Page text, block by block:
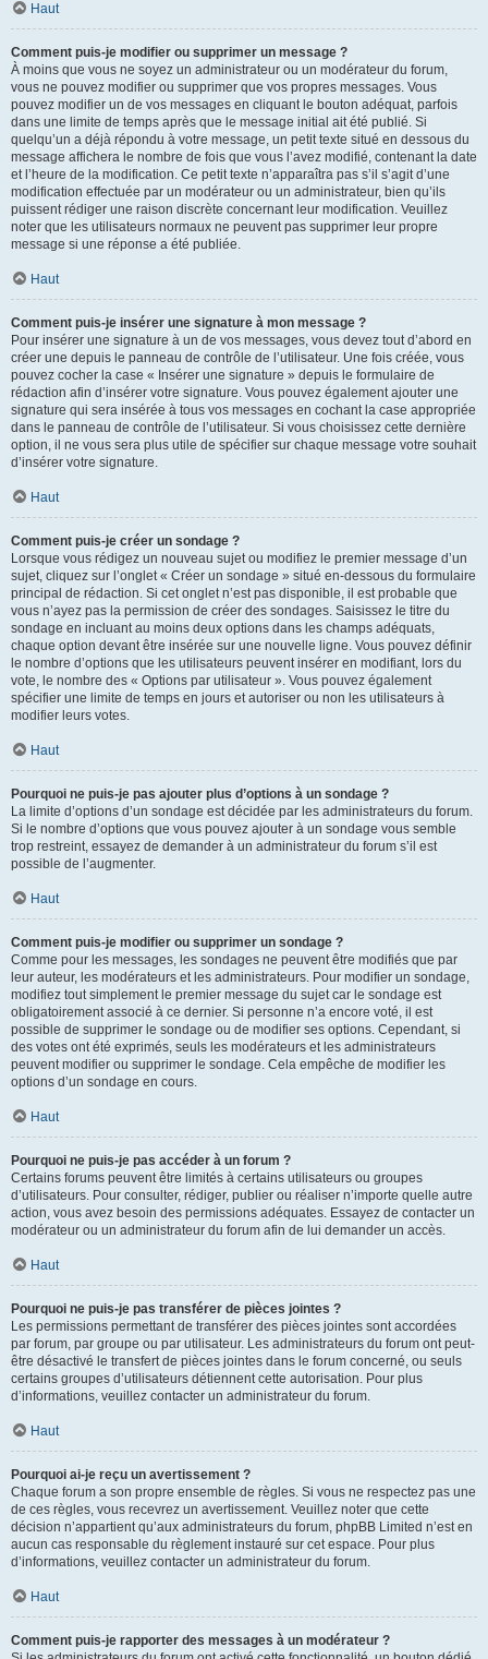
Haut
Comment puis-je modifier ou supprimer un message ?
À moins que vous ne soyez un administrateur ou un modérateur du forum,
vous ne pouvez modifier ou supprimer que vos propres messages. Vous
pouvez modifier un de vos messages en cliquant le bouton adéquat, parfois
dans une limite de temps après que le message initial ait été publié. Si
quelqu’un a déjà répondu à votre message, un petit texte situé en dessous du
message affichera le nombre de fois que vous l’avez modifié, contenant la date
et l’heure de la modification. Ce petit texte n’apparaîtra pas s’il s’agit d’une
modification effectuée par un modérateur ou un administrateur, bien qu’ils
puissent rédiger une raison discrète concernant leur modification. Veuillez
noter que les utilisateurs normaux ne peuvent pas supprimer leur propre
message si une réponse a été publiée.
Haut
Comment puis-je insérer une signature à mon message ?
Pour insérer une signature à un de vos messages, vous devez tout d’abord en
créer une depuis le panneau de contrôle de l’utilisateur. Une fois créée, vous
pouvez cocher la case « Insérer une signature » depuis le formulaire de
rédaction afin d’insérer votre signature. Vous pouvez également ajouter une
signature qui sera insérée à tous vos messages en cochant la case appropriée
dans le panneau de contrôle de l’utilisateur. Si vous choisissez cette dernière
option, il ne vous sera plus utile de spécifier sur chaque message votre souhait
d’insérer votre signature.
Haut
Comment puis-je créer un sondage ?
Lorsque vous rédigez un nouveau sujet ou modifiez le premier message d’un
sujet, cliquez sur l’onglet « Créer un sondage » situé en-dessous du formulaire
principal de rédaction. Si cet onglet n’est pas disponible, il est probable que
vous n’ayez pas la permission de créer des sondages. Saisissez le titre du
sondage en incluant au moins deux options dans les champs adéquats,
chaque option devant être insérée sur une nouvelle ligne. Vous pouvez définir
le nombre d’options que les utilisateurs peuvent insérer en modifiant, lors du
vote, le nombre des « Options par utilisateur ». Vous pouvez également
spécifier une limite de temps en jours et autoriser ou non les utilisateurs à
modifier leurs votes.
Haut
Pourquoi ne puis-je pas ajouter plus d’options à un sondage ?
La limite d’options d’un sondage est décidée par les administrateurs du forum.
Si le nombre d’options que vous pouvez ajouter à un sondage vous semble
trop restreint, essayez de demander à un administrateur du forum s’il est
possible de l’augmenter.
Haut
Comment puis-je modifier ou supprimer un sondage ?
Comme pour les messages, les sondages ne peuvent être modifiés que par
leur auteur, les modérateurs et les administrateurs. Pour modifier un sondage,
modifiez tout simplement le premier message du sujet car le sondage est
obligatoirement associé à ce dernier. Si personne n’a encore voté, il est
possible de supprimer le sondage ou de modifier ses options. Cependant, si
des votes ont été exprimés, seuls les modérateurs et les administrateurs
peuvent modifier ou supprimer le sondage. Cela empêche de modifier les
options d’un sondage en cours.
Haut
Pourquoi ne puis-je pas accéder à un forum ?
Certains forums peuvent être limités à certains utilisateurs ou groupes
d’utilisateurs. Pour consulter, rédiger, publier ou réaliser n’importe quelle autre
action, vous avez besoin des permissions adéquates. Essayez de contacter un
modérateur ou un administrateur du forum afin de lui demander un accès.
Haut
Pourquoi ne puis-je pas transférer de pièces jointes ?
Les permissions permettant de transférer des pièces jointes sont accordées
par forum, par groupe ou par utilisateur. Les administrateurs du forum ont peut-
être désactivé le transfert de pièces jointes dans le forum concerné, ou seuls
certains groupes d’utilisateurs détiennent cette autorisation. Pour plus
d’informations, veuillez contacter un administrateur du forum.
Haut
Pourquoi ai-je reçu un avertissement ?
Chaque forum a son propre ensemble de règles. Si vous ne respectez pas une
de ces règles, vous recevrez un avertissement. Veuillez noter que cette
décision n’appartient qu’aux administrateurs du forum, phpBB Limited n’est en
aucun cas responsable du règlement instauré sur cet espace. Pour plus
d’informations, veuillez contacter un administrateur du forum.
Haut
Comment puis-je rapporter des messages à un modérateur ?